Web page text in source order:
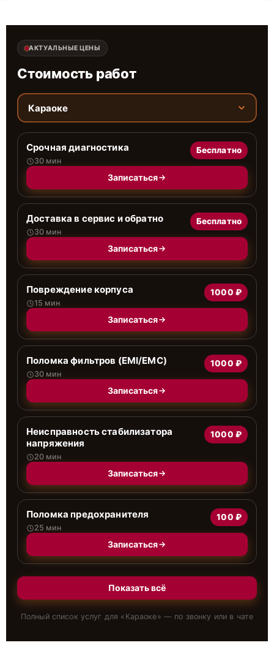
АКТУАЛЬНЫЕ ЦЕНЫ
Стоимость работ
Караоке
Срочная диагностика
30 мин
Бесплатно
Записаться
Доставка в сервис и обратно
30 мин
Бесплатно
Записаться
Повреждение корпуса
15 мин
1000 ₽
Записаться
Поломка фильтров (EMI/EMC)
30 мин
1000 ₽
Записаться
Неисправность стабилизатора
напряжения
20 мин
1000 ₽
Записаться
Поломка предохранителя
25 мин
100 ₽
Записаться
Показать всё
Полный список услуг для « Караоке» — по звонку или в чате